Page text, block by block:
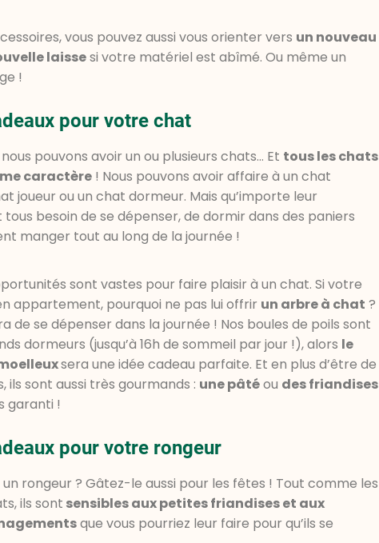
vous pouvez aussi vous orienter vers un nouveau
laissesi votre matériel est abîmé. Ou même un
!
pour votre chat
pouvons avoir un ou plusieurs chats… Et tous les chats
caractère! Nous pouvons avoir affaire à un chat
joueur ou un chat dormeur. Mais qu’importe leur
besoin de se dépenser, de dormir dans des paniers
manger tout au long de la journée !
sont vastes pour faire plaisir à un chat. Si votre
appartement, pourquoi ne pas lui offrir un arbre à chat ?
de se dépenser dans la journée ! Nos boules de poils sont
dormeurs (jusqu’à 16h de sommeil par jour !), alors le
sera une idée cadeau parfaite. Et en plus d’être de
ils sont aussi très gourmands : une pâtéou des friandises
garanti !
pour votre rongeur
rongeur ? Gâtez-le aussi pour les fêtes ! Tout comme les
ils sont sensibles aux petites friandises et aux
que vous pourriez leur faire pour qu’ils se